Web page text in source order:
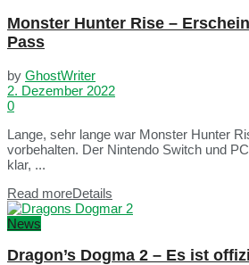
Monster Hunter Rise –
Pass
by GhostWriter
2. Dezember 2022
0
Lange, sehr lange war Monster Hunter
vorbehalten. Der Nintendo Switch und
klar, ...
Read moreDetails
News
Dragon’s Dogma 2 – Es ist